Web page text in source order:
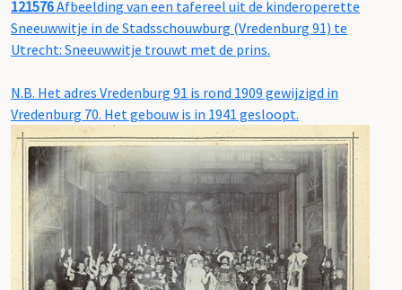
121576Afbeelding van een tafereel uit de kinderoperette
Sneeuwwitje in de Stadsschouwburg (Vredenburg 91) te
Utrecht: Sneeuwwitje trouwt met de prins.
N.B. Het adres Vredenburg 91 is rond 1909 gewijzigd in
Vredenburg 70. Het gebouw is in 1941 gesloopt.